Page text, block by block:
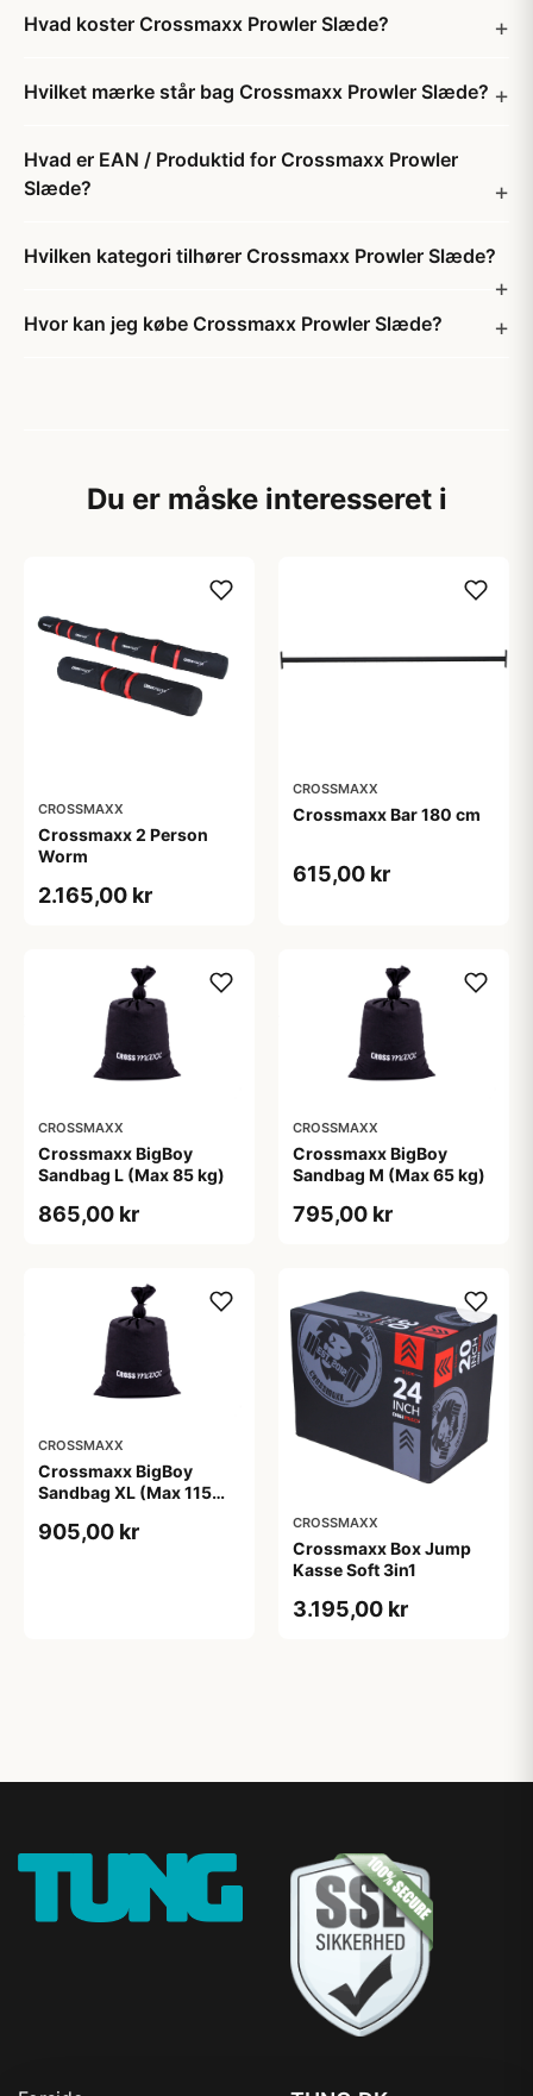
Hvad koster Crossmaxx Prowler Slæde?
Hvilket mærke står bag Crossmaxx Prowler Slæde?
Hvad er EAN / Produktid for Crossmaxx Prowler
Slæde?
Hvilken kategori tilhører Crossmaxx Prowler Slæde?
Hvor kan jeg købe Crossmaxx Prowler Slæde?
Du er måske interesseret i
CROSSMAXX
Crossmaxx 2 Person
Worm
2.165,00 kr
CROSSMAXX
Crossmaxx Bar 180 cm
615,00 kr
CROSSMAXX
Crossmaxx BigBoy
Sandbag L (Max 85 kg)
865,00 kr
CROSSMAXX
Crossmaxx BigBoy
Sandbag M (Max 65 kg)
795,00 kr
CROSSMAXX
Crossmaxx BigBoy
Sandbag XL (Max 115
905,00 kr CROSSMAXX
Crossmaxx Box Jump
Kasse Soft 3in1
3.195,00 kr